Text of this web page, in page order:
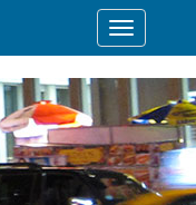
Desplegar